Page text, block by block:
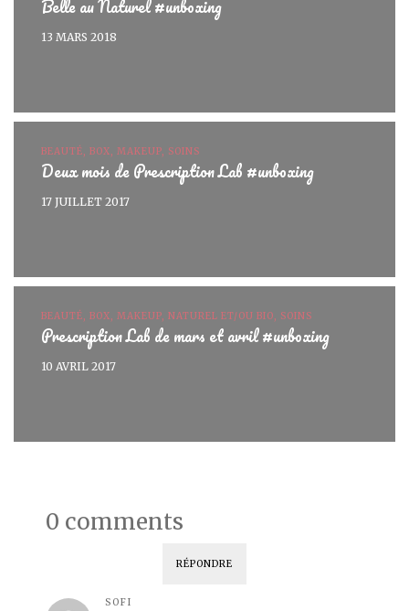
Belle au Naturel #unboxing
13 MARS 2018
BEAUTÉ, BOX, MAKEUP, SOINS
Deux mois de Prescription Lab #unboxing
17 JUILLET 2017
BEAUTÉ, BOX, MAKEUP, NATUREL ET/OU BIO, SOINS
Prescription Lab de mars et avril #unboxing
10 AVRIL 2017
0 comments
RÉPONDRE
SOFI